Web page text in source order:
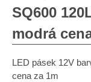
SQ600
modrá
LED pásek 12V
cena za 1m